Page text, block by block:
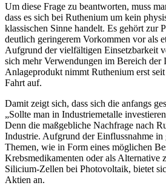
Um diese Frage zu beantworten, muss
dass es sich bei Ruthenium um kein
klassischen Sinne handelt. Es gehört zur
deutlich geringerem Vorkommen vor als
Aufgrund der vielfältigen Einsetzbarkeit
sich mehr Verwendungen im Bereich
Anlageprodukt nimmt Ruthenium erst
Fahrt auf.
Damit zeigt sich, dass sich die anfangs
„Sollte man in Industriemetalle
Denn die maßgebliche Nachfrage nach
Industrie. Aufgrund der Einflussnahme in
Themen, wie in Form eines möglichen
Krebsmedikamenten oder als Alternative
Silicium-Zellen bei Photovoltaik, bietet
Aktien an.